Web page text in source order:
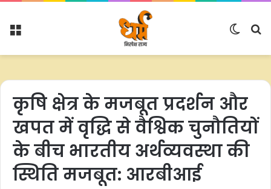
Menu
Switch
कृषि क्षेत्र के मजबूत प्रदर्शन और
खपत में वृद्धि से वैश्विक चुनौतियों
के बीच भारतीय अर्थव्यवस्था की
स्थिति मजबूत: आरबीआई